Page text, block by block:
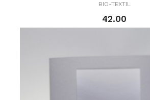
BIO-TEXTIL
42.00